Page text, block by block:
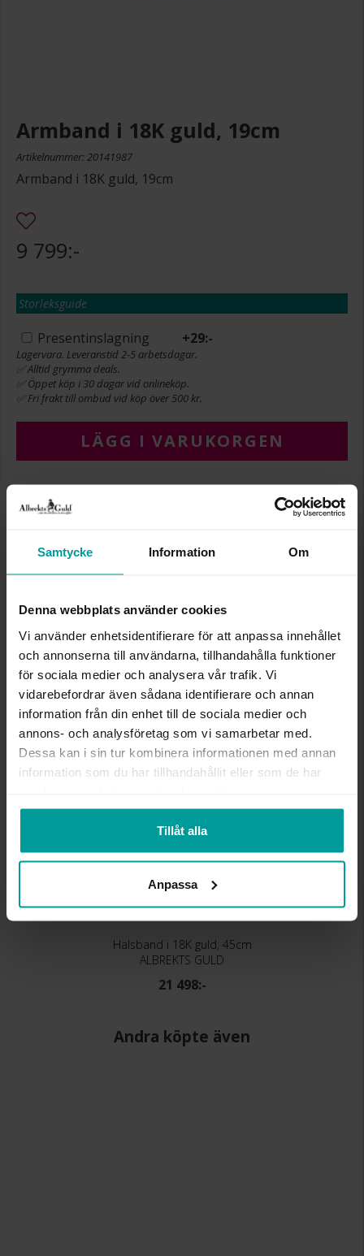
Samtycke Information Om
Denna webbplats använder cookies
Vi använder enhetsidentifierare för att anpassa innehållet
och annonserna till användarna, tillhandahålla funktioner
för sociala medier och analysera vår trafik. Vi
vidarebefordrar även sådana identifierare och annan
information från din enhet till de sociala medier och
annons- och analysföretag som vi samarbetar med.
Dessa kan i sin tur kombinera informationen med annan
information som du har tillhandahållit eller som de har
Tillåt alla
Anpassa
Armband i 18K guld, 19cm
Artikelnummer: 20141987
Armband i 18K guld, 19cm
9 799:-
Storleksguide
Presentinslagning +29:-
Lagervara. Leveranstid 2-5 arbetsdagar.
✅ Alltid grymma deals.
✅ Öppet köp i 30 dagar vid onlineköp.
✅ Fri frakt till ombud vid köp över 500 kr.
LÄGG I VARUKORGEN
INFO
BREDD CA (MM)
3,70
MATERIAL
Guld
DETALJER
Ihålig kedja
VIKT CA (GRAM)
2,60
Liknande produkter
Halsband i 18K guld, 45cm
ALBREKTS GULD
21 498:-
Andra köpte även